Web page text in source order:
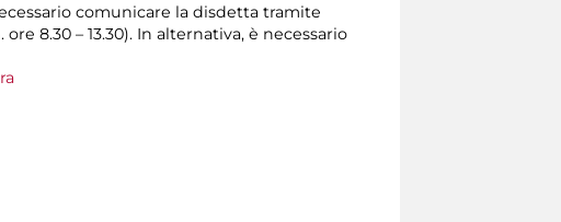
comunicare la disdetta tramite
ore 8.30 – 13.30). In alternativa, è necessario